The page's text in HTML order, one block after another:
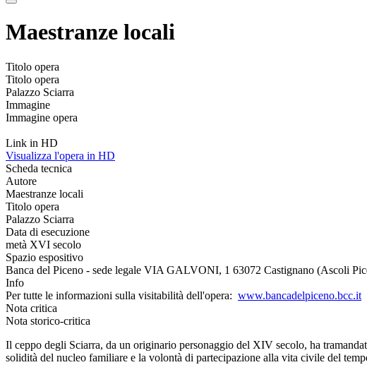
Maestranze locali
Titolo opera
Titolo opera
Palazzo Sciarra
Immagine
Immagine opera
Link in HD
Visualizza l'opera in HD
Scheda tecnica
Autore
Maestranze locali
Titolo opera
Palazzo Sciarra
Data di esecuzione
metà XVI secolo
Spazio espositivo
Banca del Piceno - sede legale VIA GALVONI, 1 63072 Castignano (Ascoli
Info
Per tutte le informazioni sulla visitabilità dell'opera: www.bancadelpiceno.bcc.it
Nota critica
Nota storico-critica
Il ceppo degli Sciarra, da un originario personaggio del XIV secolo, ha
solidità del nucleo familiare e la volontà di partecipazione alla vita civile del